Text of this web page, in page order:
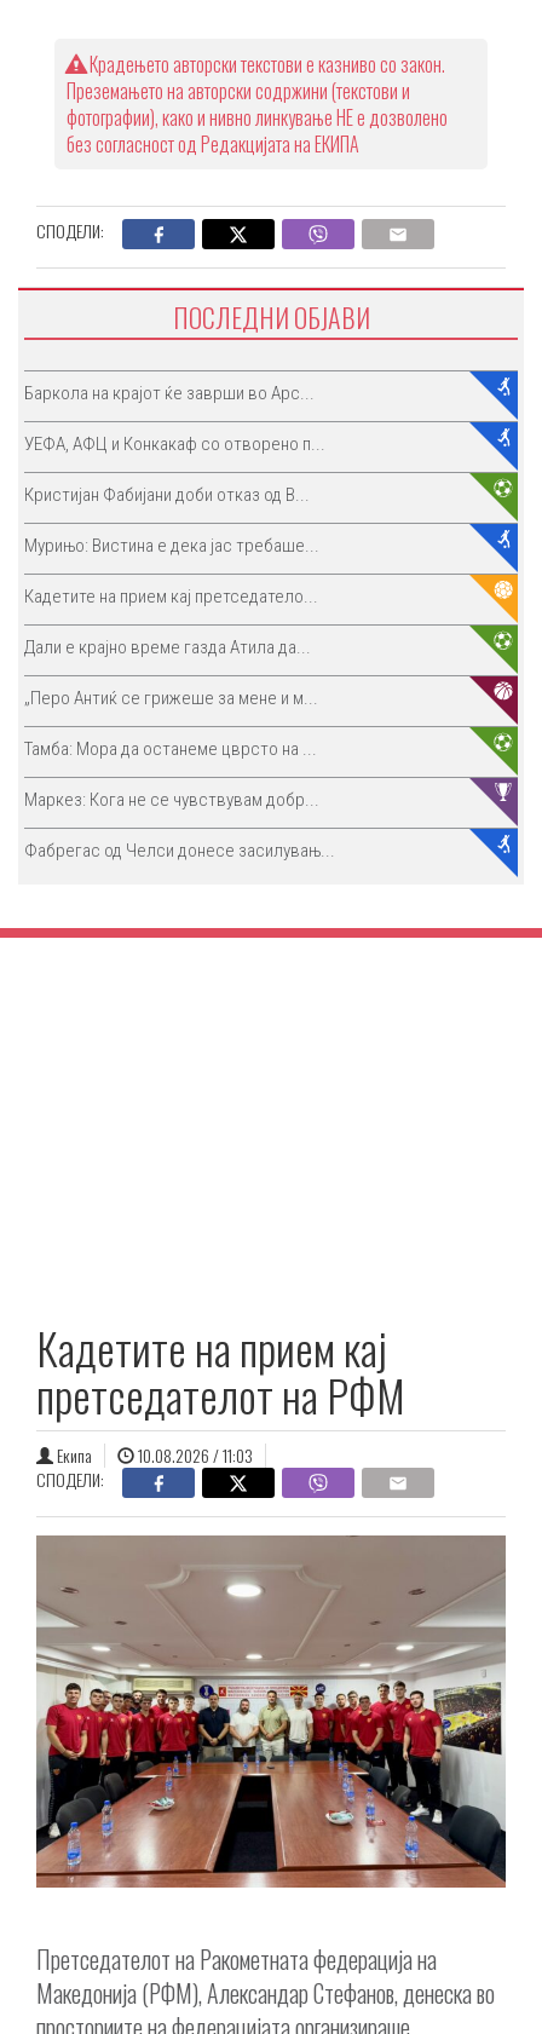
Крадењето авторски текстови е казниво со закон.
Преземањето на авторски содржини (текстови и
фотографии), како и нивно линкување НЕ е дозволено
без согласност од Редакцијата на ЕКИПА
СПОДЕЛИ:
ПОСЛЕДНИ ОБЈАВИ
Баркола на крајот ќе заврши во Арс...
УЕФА, АФЦ и Конкакаф со отворено п...
Кристијан Фабијани доби отказ од В...
Мурињо: Вистина е дека јас требаше...
Кадетите на прием кај претседатело...
Дали е крајно време газда Атила да...
„Перо Антиќ се грижеше за мене и м...
Тамба: Мора да останеме цврсто на ...
Маркез: Кога не се чувствувам добр...
Фабрегас од Челси донесе засилувањ...
Кадетите на прием кај
претседателот на РФМ
Екипа
10.08.2026 / 11:03
СПОДЕЛИ:
Претседателот на Ракометната федерација на
Македонија (РФМ), Александар Стефанов, денеска во